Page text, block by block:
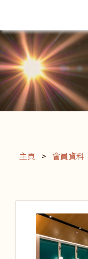
主頁 > 會員資料